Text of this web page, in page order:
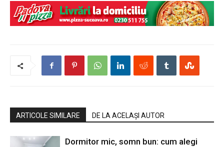
ARTICOLE SIMILARE DE LA ACELAȘI AUTOR
Dormitor mic, somn bun: cum alegi